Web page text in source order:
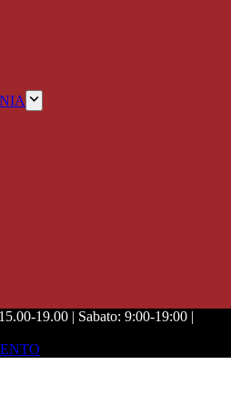
19.00 | Sabato: 9:00-19:00 |